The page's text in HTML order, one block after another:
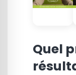
Quel